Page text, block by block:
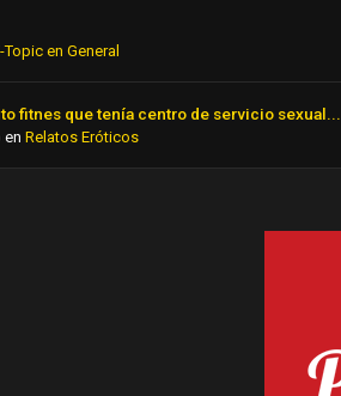
Topic en General
fitnes que tenía centro de servicio sexual...
en Relatos Eróticos